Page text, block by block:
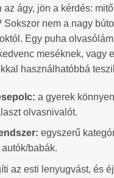
az ágy, jön a kérdés:
Sokszor nem a nagy
Egy puha
meséknek, vagy
használhatóbbá
a gyerek
olvasnivalót.
egyszerű
babák.
az esti lenyugvást, és